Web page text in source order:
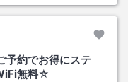
予約でお得にステ
無料☆